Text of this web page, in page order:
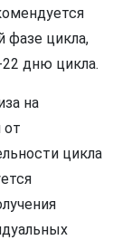
фазе цикла,
22 дню цикла.
на
от
цикла